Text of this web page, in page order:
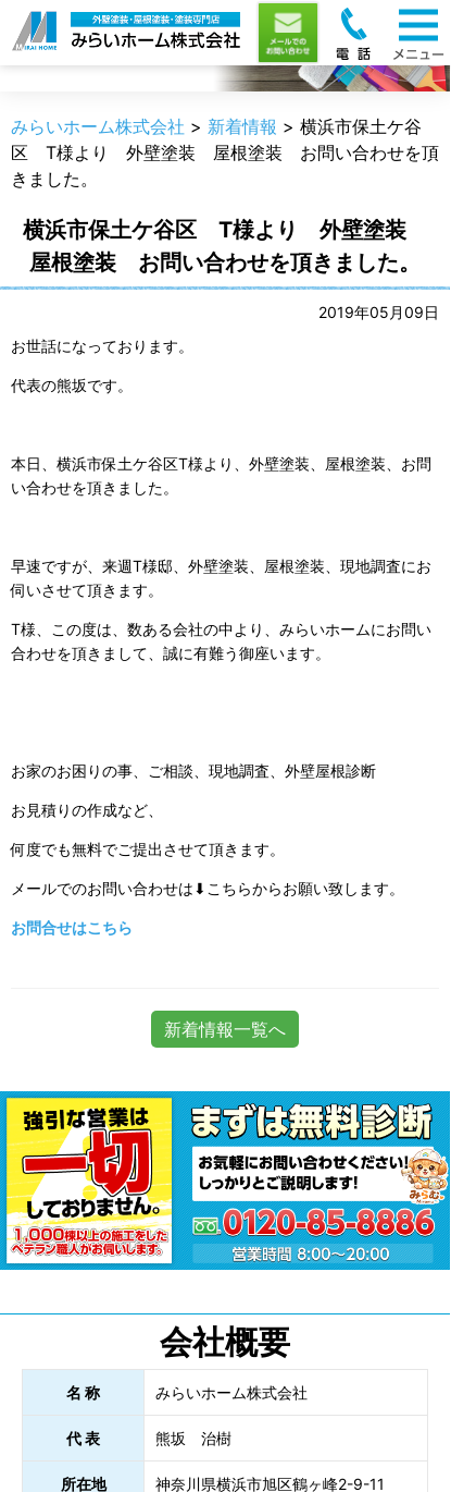
新着情報
みらいホーム株式会社 > 新着情報 > 横浜市保土ケ谷
区 T様より 外壁塗装 屋根塗装 お問い合わせを頂
きました。
横浜市保土ケ谷区 T様より 外壁塗装
屋根塗装 お問い合わせを頂きました。
2019年05月09日
お世話になっております。
代表の熊坂です。
本日、横浜市保土ケ谷区T様より、外壁塗装、屋根塗装、お問
い合わせを頂きました。
早速ですが、来週T様邸、外壁塗装、屋根塗装、現地調査にお
伺いさせて頂きます。
T様、この度は、数ある会社の中より、みらいホームにお問い
合わせを頂きまして、誠に有難う御座います。
お家のお困りの事、ご相談、現地調査、外壁屋根診断
お見積りの作成など、
何度でも無料でご提出させて頂きます。
メールでのお問い合わせは⬇こちらからお願い致します。
お問合せはこちら
新着情報一覧へ
会社概要
名 称 みらいホーム株式会社
代 表 熊坂 治樹
所在地 神奈川県横浜市旭区鶴ヶ峰2-9-11